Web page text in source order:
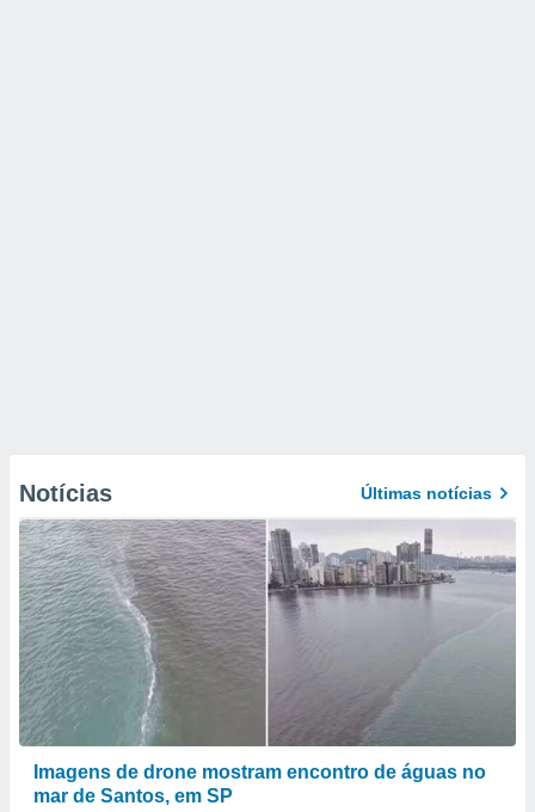
Notícias Últimas notícias
Imagens de drone mostram encontro de águas no
mar de Santos, em SP